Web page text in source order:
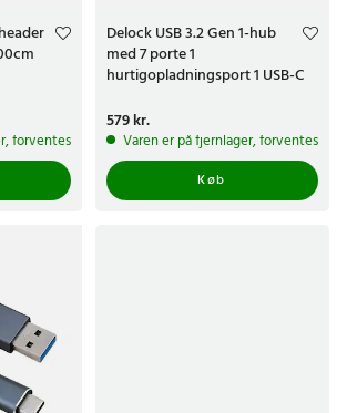
forventes at blive sendt inden for 5-7 hverdage
Delock USB 3.2 Gen 1-hub
med 7 porte 1
hurtigopladningsport 1 USB-C
Pris:579 kr.
579 kr.
Varen er på fjernlager, forventes
Køb